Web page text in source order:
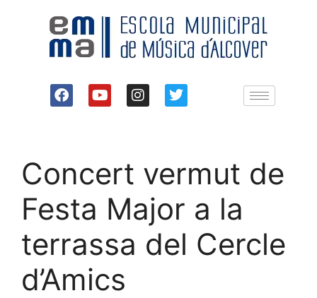
Concert vermut de
Festa Major a la
terrassa del Cercle
d’Amics